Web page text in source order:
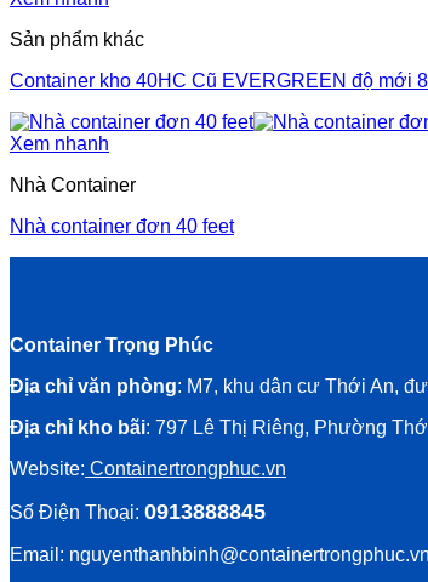
Sản phẩm khác
Container kho 40HC Cũ EVERGREEN độ mới
Xem nhanh
Nhà Container
Nhà container đơn 40 feet
Container Trọng Phúc
Địa chỉ văn phòng: M7, khu dân cư Thới An,
Địa chỉ kho bãi: 797 Lê Thị Riêng, Phường
Website: Containertrongphuc.vn
Số Điện Thoại: 0913888845
Email: nguyenthanhbinh@containertrongphuc.vn